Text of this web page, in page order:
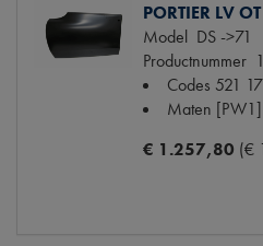
PORTIER LV OT
Model DS ->71
Productnummer
Codes 521
Maten [PW1]
€ 1.257,80 (€